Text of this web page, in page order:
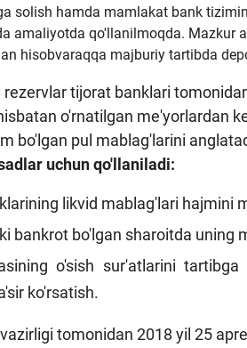
solish hamda mamlakat bank
amaliyotda qo'llanilmoqda. Mazkur
hisobvaraqqa majburiy tartibda
rezervlar tijorat banklari
o'rnatilgan me'yorlardan
bo'lgan pul mablag'larini
uchun qo'llaniladi:
likvid mablag'lari hajmini
bankrot bo'lgan sharoitda uning
o'sish sur'atlarini
ko'rsatish.
tomonidan 2018 yil 25